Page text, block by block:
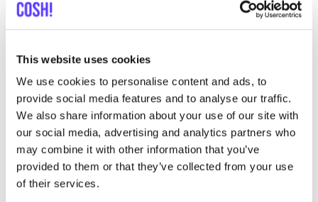
This website uses cookies
We use cookies to personalise content and ads, to
provide social media features and to analyse our traffic.
We also share information about your use of our site with
our social media, advertising and analytics partners who
may combine it with other information that you’ve
provided to them or that they’ve collected from your use
of their services.